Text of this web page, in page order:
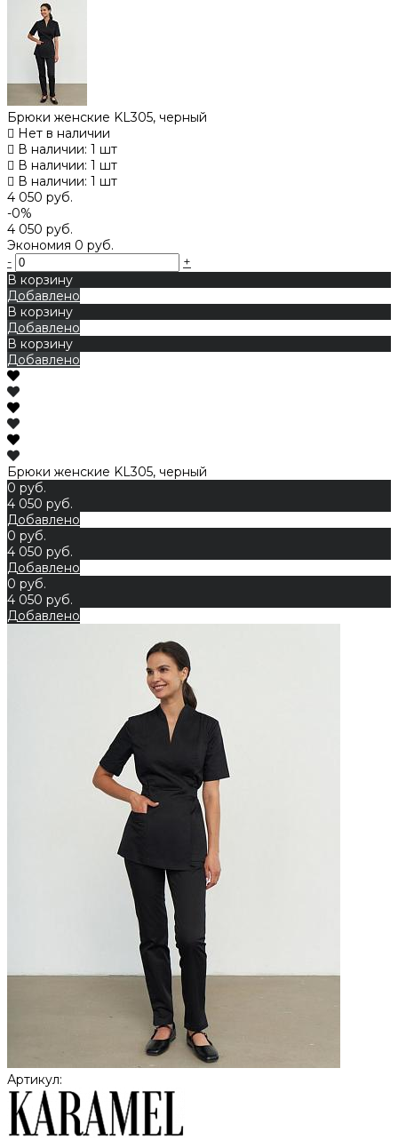
Брюки женские KL305, черный
Нет в наличии
В наличии: 1 шт
В наличии: 1 шт
В наличии: 1 шт
4 050 руб.
-0%
4 050 руб.
Экономия 0 руб.
-
+
В корзину
Добавлено
В корзину
Добавлено
В корзину
Добавлено
Брюки женские KL305, черный
0 руб.
4 050 руб.
Добавлено
0 руб.
4 050 руб.
Добавлено
0 руб.
4 050 руб.
Добавлено
Артикул: